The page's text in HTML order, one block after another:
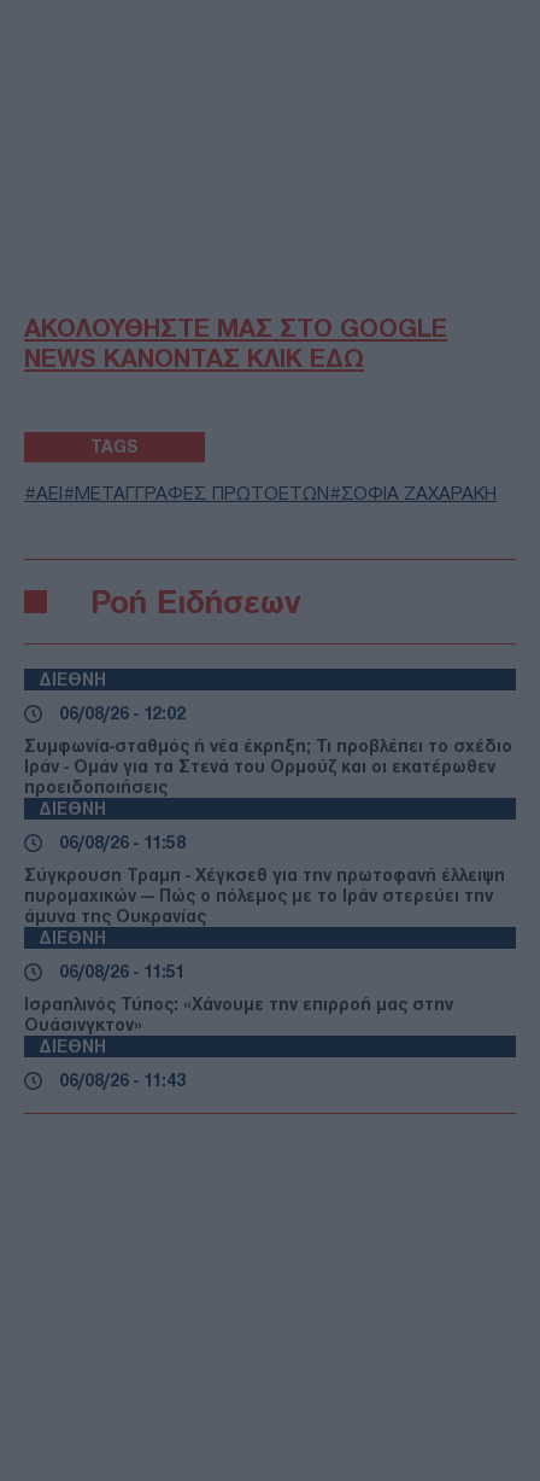
ΑΚΟΛΟΥΘΗΣΤΕ ΜΑΣ ΣΤΟ GOOGLE
NEWS ΚΑΝΟΝΤΑΣ ΚΛΙΚ ΕΔΩ
TAGS
ΑΕΙ ΜΕΤΑΓΓΡΑΦΕΣ ΠΡΩΤΟΕΤΩΝ ΣΟΦΙΑ ΖΑΧΑΡΑΚΗ
Ροή Ειδήσεων
ΔΙΕΘΝΗ
06/08/26 - 12:02
Συμφωνία-σταθμός ή νέα έκρηξη; Τι προβλέπει το σχέδιο
Ιράν - Ομάν για τα Στενά του Ορμούζ και οι εκατέρωθεν
προειδοποιήσεις
ΔΙΕΘΝΗ
06/08/26 - 11:58
Σύγκρουση Τραμπ - Χέγκσεθ για την πρωτοφανή έλλειψη
πυρομαχικών — Πώς ο πόλεμος με το Ιράν στερεύει την
άμυνα της Ουκρανίας
ΔΙΕΘΝΗ
06/08/26 - 11:51
Ισραηλινός Τύπος: «Χάνουμε την επιρροή μας στην
Ουάσινγκτον»
ΔΙΕΘΝΗ
06/08/26 - 11:43
Το μεγάλο ρίσκο του Ριάντ: Πώς οι στρατιωτικές